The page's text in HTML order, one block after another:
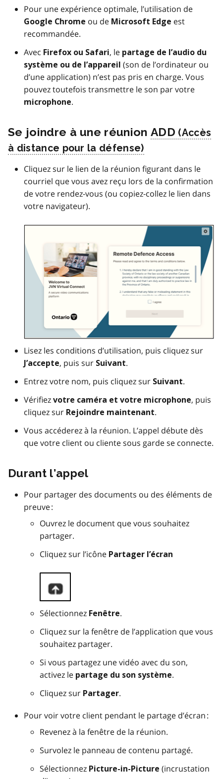
Pour une expérience optimale, l’utilisation de
Google Chrome ou de Microsoft Edge est
recommandée.
Avec Firefox ou Safari, le partage de l’audio du
système ou de l’appareil (son de l’ordinateur ou
d’une application) n’est pas pris en charge. Vous
pouvez toutefois transmettre le son par votre
microphone.
Se joindre à une réunionADD
Cliquez sur le lien de la réunion figurant dans le
courriel que vous avez reçu lors de la confirmation
de votre rendez-vous (ou copiez-collez le lien dans
votre navigateur).
Lisez les conditions d’utilisation, puis cliquez sur
J’accepte, puis sur Suivant.
Entrez votre nom, puis cliquez sur Suivant.
Vérifiez votre caméra et votre microphone, puis
cliquez sur Rejoindre maintenant.
Vous accéderez à la réunion. L’appel débute dès
que votre client ou cliente sous garde se connecte.
Durant l’appel
Pour partager des documents ou des éléments de
preuve :
Ouvrez le document que vous souhaitez
partager.
Cliquez sur l’icône Partager l’écran
Sélectionnez Fenêtre.
Cliquez sur la fenêtre de l’application que vous
souhaitez partager.
Si vous partagez une vidéo avec du son,
activez le partage du son système.
Cliquez sur Partager.
Pour voir votre client pendant le partage d’écran :
Revenez à la fenêtre de la réunion.
Survolez le panneau de contenu partagé.
Sélectionnez Picture-in-Picture (incrustation